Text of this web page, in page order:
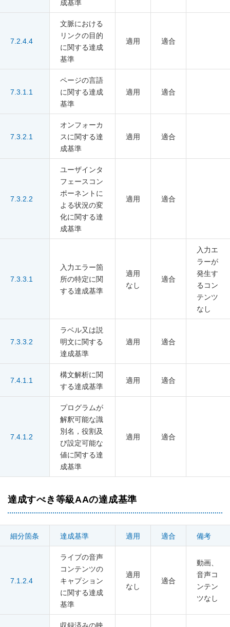
成基準
7.2.4.4
文脈における
リンクの目的
に関する達成
基準
適用 適合
7.3.1.1
ページの言語
に関する達成
基準
適用 適合
7.3.2.1
オンフォーカ
スに関する達
成基準
適用 適合
7.3.2.2
ユーザインタ
フェースコン
ポーネントに
よる状況の変
化に関する達
成基準
適用 適合
7.3.3.1
入力エラー箇
所の特定に関
する達成基準
適用
なし
適合
入力エ
ラーが
発生す
るコン
テンツ
なし
7.3.3.2
ラベル又は説
明文に関する
達成基準
適用 適合
7.4.1.1
構文解析に関
する達成基準
適用 適合
7.4.1.2
プログラムが
解釈可能な識
別名，役割及
び設定可能な
値に関する達
成基準
適用 適合
達成すべき等級AAの達成基準
細分箇条 達成基準 適用 適合 備考
7.1.2.4
ライブの音声
コンテンツの
キャプション
に関する達成
基準
適用
なし
適合
動画、
音声コ
ンテン
ツなし